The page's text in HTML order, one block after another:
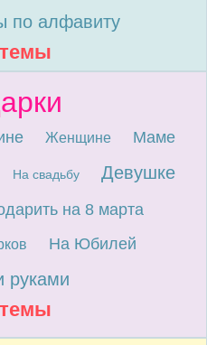
по алфавиту
Женщине Маме
На свадьбу
Девушке
на 8 марта
На Юбилей
руками